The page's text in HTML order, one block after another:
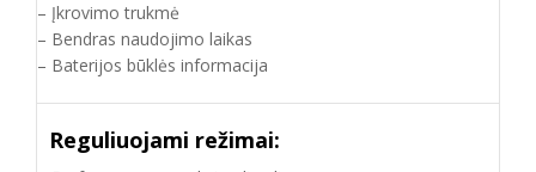
– Įkrovimo trukmė
– Bendras naudojimo laikas
– Baterijos būklės informacija
Reguliuojami režimai: